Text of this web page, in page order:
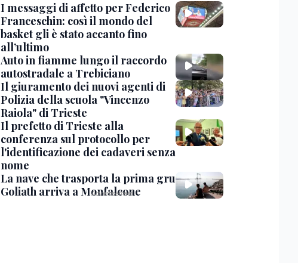
I messaggi di affetto per Federico
Franceschin: così il mondo del
basket gli è stato accanto fino
all’ultimo
Auto in fiamme lungo il raccordo
autostradale a Trebiciano
Il giuramento dei nuovi agenti di
Polizia della scuola "Vincenzo
Raiola" di Trieste
Il prefetto di Trieste alla
conferenza sul protocollo per
l'identificazione dei cadaveri senza
nome
La nave che trasporta la prima gru
Goliath arriva a Monfalcone